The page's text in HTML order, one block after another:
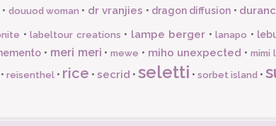
• douuod woman • dr vranjies • dragon diffusion •
•labeltour creations • lampe berger •lanapo •
• meri meri •mewe • miho unexpected • mimi
• reisenthel • rice • secrid • seletti • sorbet island •